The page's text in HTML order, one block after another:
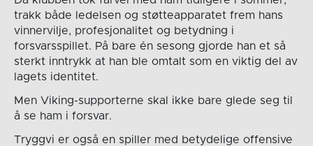
trakk både ledelsen og støtteapparatet frem hans
vinnervilje, profesjonalitet og betydning i
forsvarsspillet. På bare én sesong gjorde han et så
sterkt inntrykk at han ble omtalt som en viktig del av
lagets identitet.
Men Viking-supporterne skal ikke bare glede seg til
å se ham i forsvar.
Tryggvi er også en spiller med betydelige offensive